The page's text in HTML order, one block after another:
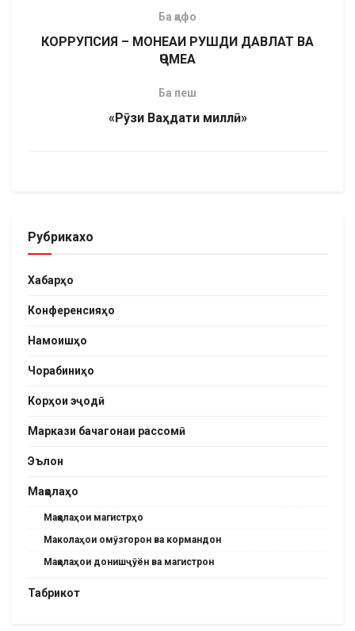
Ба қафо
КОРРУПСИЯ – МОНЕАИ РУШДИ ДАВЛАТ ВА
ҶОМЕА
Ба пеш
«Рӯзи Ваҳдати миллӣ»
Рубрикахо
Хабарҳо
Конференсияҳо
Намоишҳо
Чорабиниҳо
Корҳои эҷодӣ
Маркази бачагонаи рассомӣ
Эълон
Мақолаҳо
Мақолаҳои магистрҳо
Маколаҳои омӯзгорон ва кормандон
Мақолаҳои донишҷӯён ва магистрон
Табрикот